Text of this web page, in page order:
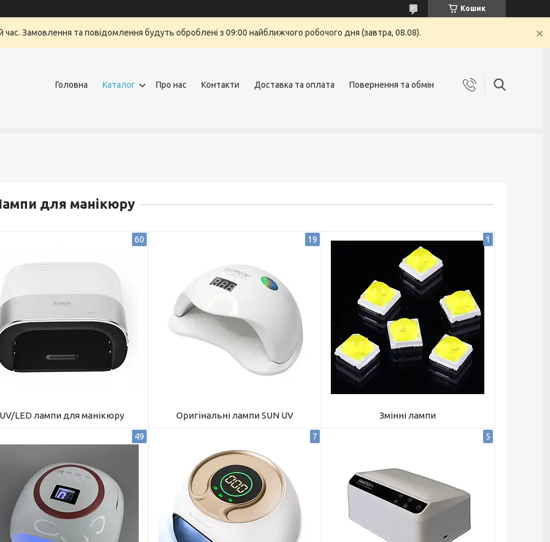
Кошик
час. Замовлення та повідомлення будуть оброблені з 09:00 найближчого робочого дня (завтра, 08.08).
Головна Каталог Про нас Контакти Доставка та оплата Повернення та обмін
для манікюру
60
UV/LED лампи для манікюру
19
Оригінальні лампи SUN UV
1
Змінні лампи
49 7 5